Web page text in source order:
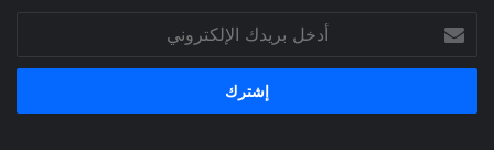
بريدك
الإلكتروني